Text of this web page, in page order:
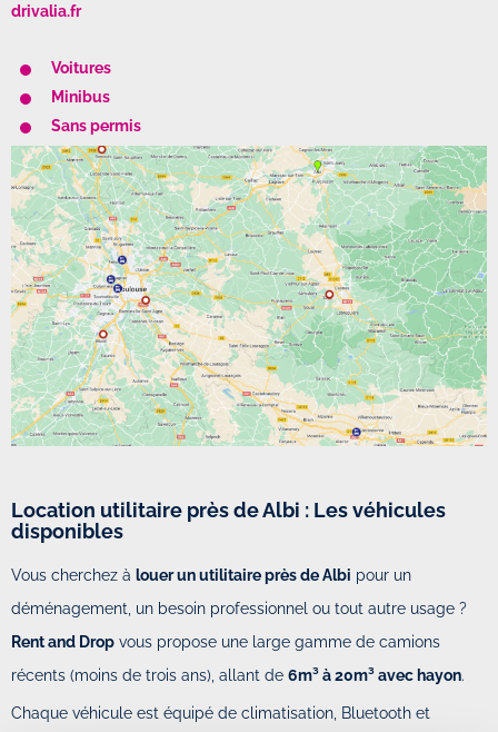
drivalia.fr
Voitures
Minibus
Sans permis
Location utilitaire près de Albi : Les véhicules
disponibles
Vous cherchez à louer un utilitaire près de Albi pour un
déménagement, un besoin professionnel ou tout autre usage ?
Rent and Drop vous propose une large gamme de camions
récents (moins de trois ans), allant de 6m³ à 20m³ avec hayon.
Chaque véhicule est équipé de climatisation, Bluetooth et